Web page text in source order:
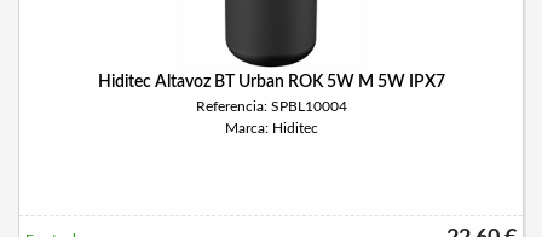
Hiditec Altavoz BT Urban ROK 5W M 5W IPX7
Referencia: SPBL10004
Marca: Hiditec